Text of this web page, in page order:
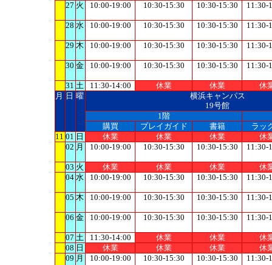
27 火 10:00-19:00 10:30-15:30 10:30-15:30 11:30-
28 水 10:00-19:00 10:30-15:30 10:30-15:30 11:30-
29 木 10:00-19:00 10:30-15:30 10:30-15:30 11:30-
30 金 10:00-19:00 10:30-15:30 10:30-15:30 11:30-
31 土 11:30-14:00 休業 休業
休
月
日 曜
横浜キャンパス
19号館
1階
購買
プレイガイド 書籍
ラッ
11 01 日 休業 休業 休業
休
02 月 10:00-19:00 10:30-15:30 10:30-15:30 11:30-
03 火 休業 休業 休業
休
04 水 10:00-19:00 10:30-15:30 10:30-15:30 11:30-
05 木 10:00-19:00 10:30-15:30 10:30-15:30 11:30-
06 金 10:00-19:00 10:30-15:30 10:30-15:30 11:30-
07 土 11:30-14:00 休業 休業
休
08 日 休業 休業 休業
休
09 月 10:00-19:00 10:30-15:30 10:30-15:30 11:30-